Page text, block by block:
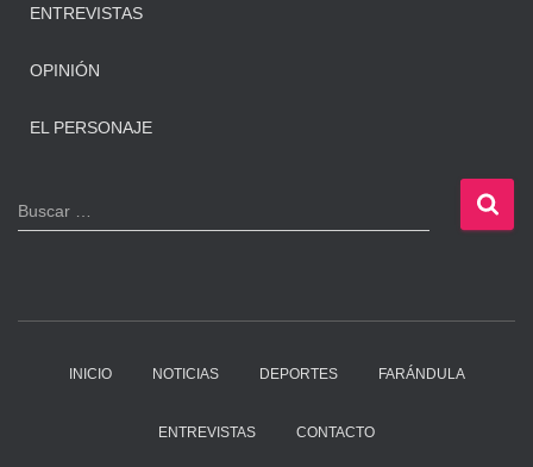
ENTREVISTAS
OPINIÓN
EL PERSONAJE
B
u
Buscar …
INICIO NOTICIAS DEPORTES FARÁNDULA
ENTREVISTAS CONTACTO